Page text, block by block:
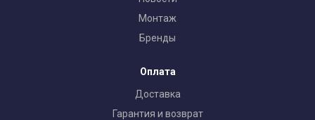
Монтаж
Бренды
Оплата
Доставка
Гарантия и возврат